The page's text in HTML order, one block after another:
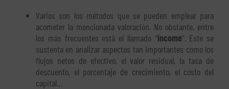
Varios son los métodos que se pueden emplear para
acometer la mencionada valoración. No obstante, entre
los más frecuentes está el llamado “income”. Este se
sustenta en analizar aspectos tan importantes como los
flujos netos de efectivo, el valor residual, la tasa de
descuento, el porcentaje de crecimiento, el costo del
capital…